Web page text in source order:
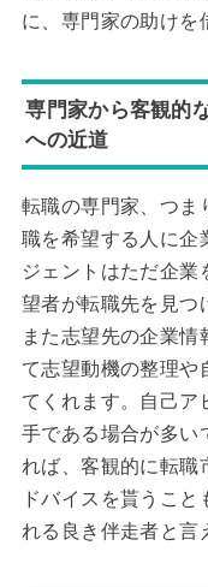
に、専門家の助けを
専門家から客観的
への近道
転職の専門家、つま
職を希望する人に企
ジェントはただ企業
望者が転職先を見つ
また志望先の企業
て志望動機の整理や
てくれます。自己ア
手である場合が多い
れば、客観的に転職
ドバイスを貰うこ
れる良き伴走者と言